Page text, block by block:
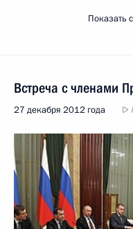
Показать
Встреча с членами
27 декабря 2012 года